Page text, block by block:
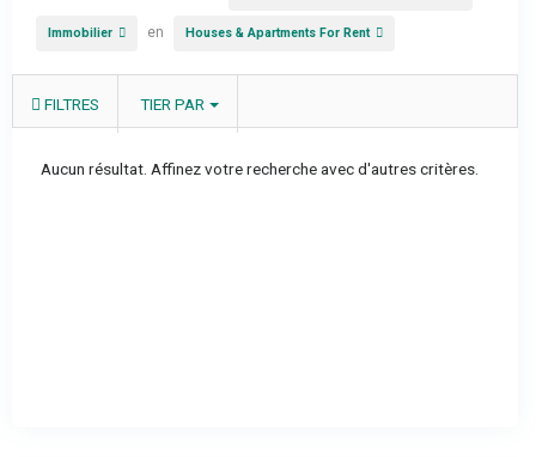
Immobilier en Houses & Apartments For Rent
FILTRES TIER PAR
Aucun résultat. Affinez votre recherche avec d'autres critères.